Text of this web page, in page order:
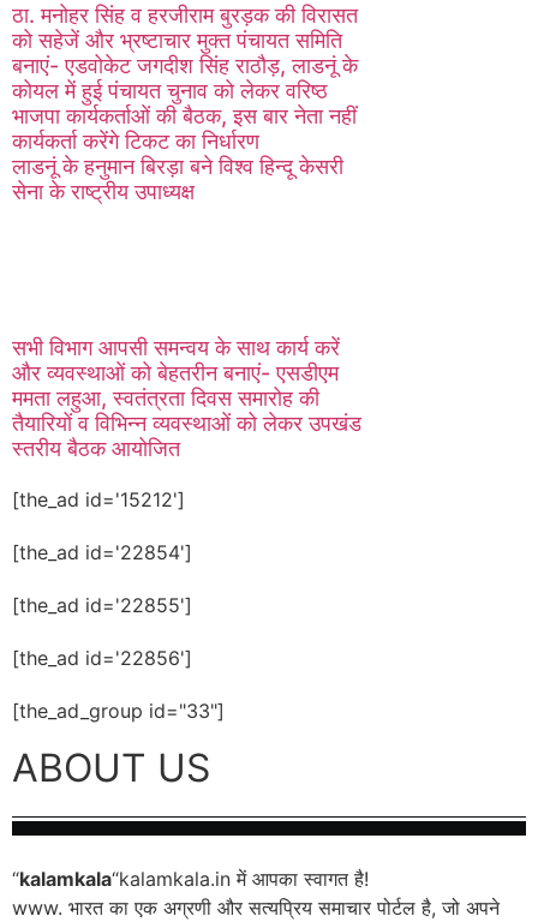
ठा. मनोहर सिंह व हरजीराम बुरड़क की विरासत
को सहेजें और भ्रष्टाचार मुक्त पंचायत समिति
बनाएं- एडवोकेट जगदीश सिंह राठौड़, लाडनूं के
कोयल में हुई पंचायत चुनाव को लेकर वरिष्ठ
भाजपा कार्यकर्ताओं की बैठक, इस बार नेता नहीं
कार्यकर्ता करेंगे टिकट का निर्धारण
लाडनूं के हनुमान बिरड़ा बने विश्व हिन्दू केसरी
सेना के राष्ट्रीय उपाध्यक्ष
सभी विभाग आपसी समन्वय के साथ कार्य करें
और व्यवस्थाओं को बेहतरीन बनाएं- एसडीएम
ममता लहुआ, स्वतंत्रता दिवस समारोह की
तैयारियों व विभिन्न व्यवस्थाओं को लेकर उपखंड
स्तरीय बैठक आयोजित
[the_ad id='15212']
[the_ad id='22854']
[the_ad id='22855']
[the_ad id='22856']
[the_ad_group id="33"]
ABOUT US
“kalamkala“kalamkala.in में आपका स्वागत है!
www. भारत का एक अग्रणी और सत्यप्रिय समाचार पोर्टल है, जो अपने